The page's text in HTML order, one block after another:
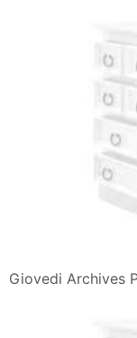
Giovedi Archives